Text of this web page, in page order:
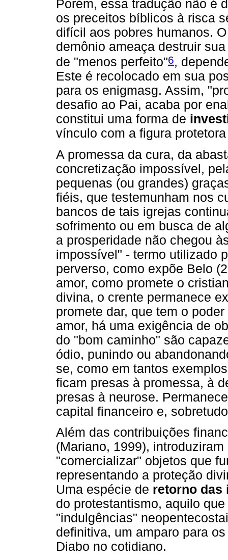
Porém, essa tradução não é
os preceitos bíblicos à risca
difícil aos pobres humanos.
demônio ameaça destruir
de "menos perfeito"6,
Este é recolocado em sua
para os enigmasg. Assim,
desafio ao Pai, acaba por
constitui uma forma de
vínculo com a figura
A promessa da cura, da
concretização impossível,
pequenas (ou grandes)
fiéis, que testemunham nos
bancos de tais igrejas
sofrimento ou em busca de
a prosperidade não chegou
impossível" - termo utilizado
perverso, como expõe Belo
amor, como promete o
divina, o crente permanece
promete dar, que tem o
amor, há uma exigência de
do "bom caminho" são
ódio, punindo ou
se, como em tantos
ficam presas à promessa, à
presas à neurose.
capital financeiro e,
Além das contribuições
(Mariano, 1999),
"comercializar" objetos que
representando a proteção
Uma espécie de retorno das
do protestantismo, aquilo
"indulgências"
definitiva, um amparo para
Diabo no cotidiano.